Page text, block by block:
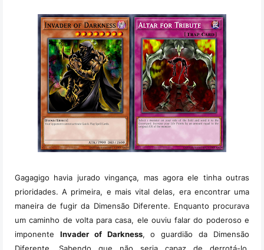
Gagagigo havia jurado vingança, mas agora ele tinha outras
prioridades. A primeira, e mais vital delas, era encontrar uma
maneira de fugir da Dimensão Diferente. Enquanto procurava
um caminho de volta para casa, ele ouviu falar do poderoso e
imponente Invader of Darkness, o guardião da Dimensão
Diferente. Sabendo que não seria capaz de derrotá-lo,